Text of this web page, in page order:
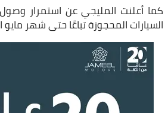
كما أعلنت المليجي عن استمرار
السيارات المحجوزة تباعًا حتى شهر مايو